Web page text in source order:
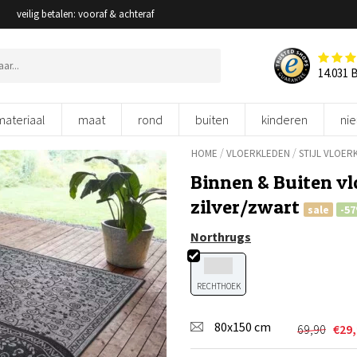
veilig betalen: vooraf & achteraf
14.031
maat rond buiten kinderen
HOME /VLOERKLEDEN /STIJL
Binnen & Buiten
zilver/zwart
sale -
Northrugs
RECHTHOEK
80x150 cm 69,90
prijs
€
Huidige
prijs